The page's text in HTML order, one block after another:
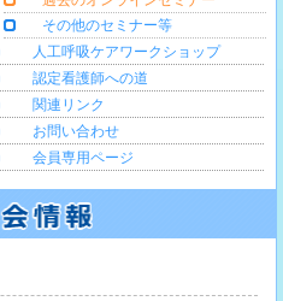
その他のセミナー等
人工呼吸ケアワークショップ
認定看護師への道
関連リンク
お問い合わせ
会員専用ページ